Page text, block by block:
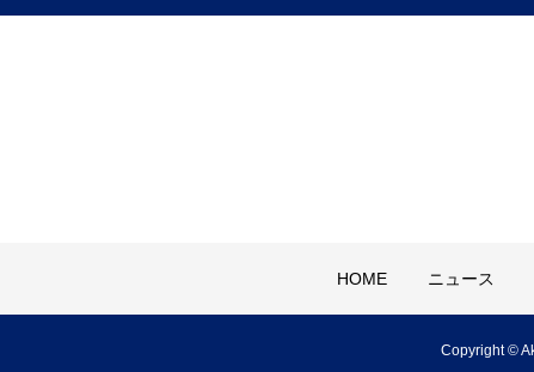
HOME ニュース
Copyright ©